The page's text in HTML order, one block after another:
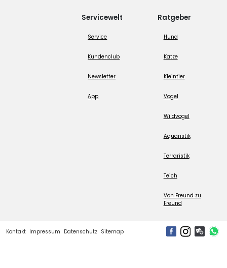
Servicewelt
Service
Kundenclub
Newsletter
App
Ratgeber
Hund
Katze
Kleintier
Vogel
Wildvogel
Aquaristik
Terraristik
Teich
Von Freund zu
Freund
Kontakt Impressum Datenschutz Sitemap